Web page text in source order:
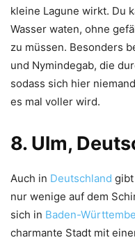
kleine Lagune wirkt. Du
Wasser waten, ohne
zu müssen. Besonders
und Nymindegab, die
sodass sich hier
es mal voller wird.
8. Ulm,
Auch in Deutschland
nur wenige auf dem
sich in Baden-
charmante Stadt mit